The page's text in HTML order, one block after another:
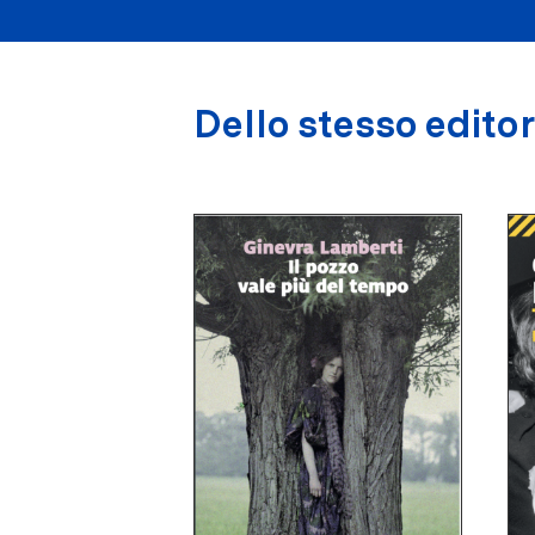
Dello stesso